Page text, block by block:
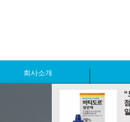
회사소개
“